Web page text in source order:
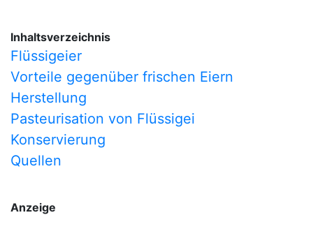
Inhaltsverzeichnis
Flüssigeier
Vorteile gegenüber frischen Eiern
Herstellung
Pasteurisation von Flüssigei
Konservierung
Quellen
Anzeige